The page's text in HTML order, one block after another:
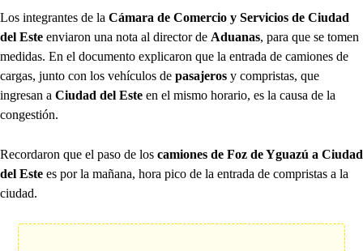
Los integrantes de la Cámara de Comercio y Servicios de Ciudad
del Este enviaron una nota al director de Aduanas, para que se tomen
medidas. En el documento explicaron que la entrada de camiones de
cargas, junto con los vehículos de pasajeros y compristas, que
ingresan a Ciudad del Este en el mismo horario, es la causa de la
congestión.
Recordaron que el paso de los camiones de Foz de Yguazú a Ciudad
del Este es por la mañana, hora pico de la entrada de compristas a la
ciudad.